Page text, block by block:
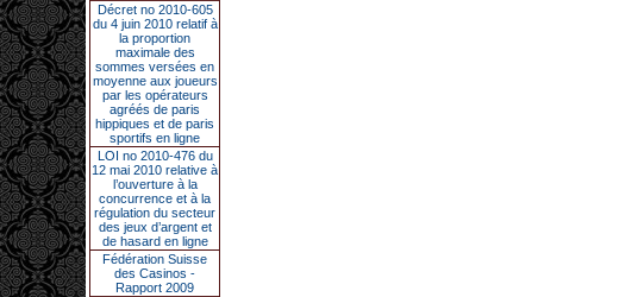
Décret no 2010-605
du 4 juin 2010 relatif à
la proportion
maximale des
sommes versées en
moyenne aux joueurs
par les opérateurs
agréés de paris
hippiques et de paris
sportifs en ligne
LOI no 2010-476 du
12 mai 2010 relative à
l’ouverture à la
concurrence et à la
régulation du secteur
des jeux d’argent et
de hasard en ligne
Fédération Suisse
des Casinos -
Rapport 2009